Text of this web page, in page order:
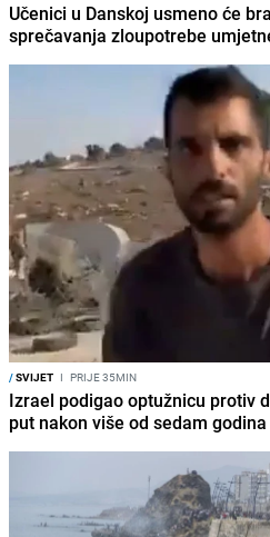
Učenici u Danskoj usmeno će
sprečavanja zloupotrebe
/SVIJET I PRIJE 35MIN
Izrael podigao optužnicu protiv
put nakon više od sedam godina